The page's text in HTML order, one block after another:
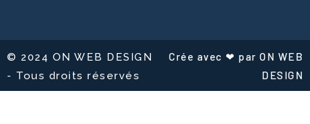
© 2024 ON WEB DESIGN
- Tous droits réservés
Crée avec ❤ par ON WEB
DESIGN